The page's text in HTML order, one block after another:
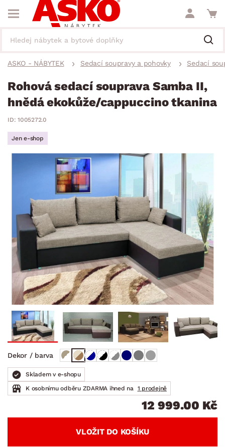
ASKO - NÁBYTEK Sedací soupravy a pohovky Sedací
Rohová sedací souprava Samba II,
hnědá ekokůže/cappuccino tkanina
ID: 1005272.0
Jen e-shop
Dekor / barva
Skladem v e-shopu
K osobnímu odběru ZDARMA ihned na
1 prodejně
12 999.00 Kč
VLOŽIT DO KOŠÍKU